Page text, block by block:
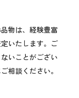
物は、経験豊富
いたします。ご
いことがござい
相談ください。